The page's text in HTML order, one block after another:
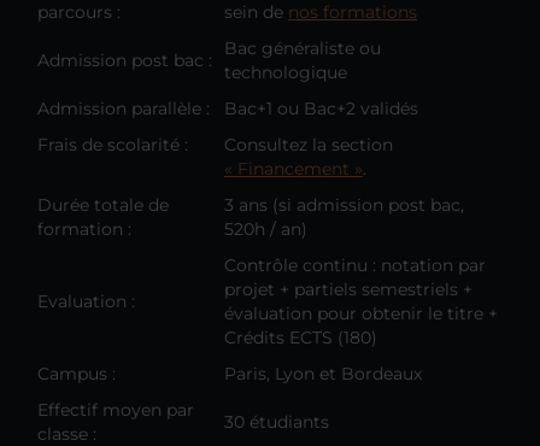
parcours :
sein de nos formations
Admission post bac :
Bac généraliste ou
technologique
Admission parallèle :
Bac+1 ou Bac+2 validés
Frais de scolarité :
Consultez la section
« Financement ».
Durée totale de
formation :
3 ans (si admission post bac,
520h / an)
Evaluation :
Contrôle continu : notation par
projet + partiels semestriels +
évaluation pour obtenir le titre +
Crédits ECTS (180)
Campus :
Paris, Lyon et Bordeaux
Effectif moyen par
classe :
30 étudiants